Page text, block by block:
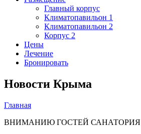
Главный корпус
Климатопавильон 1
Климатопавильон 2
Корпус 2
Цены
Лечение
Бронировать
Новости Крыма
Вы здесь
Главная
ВНИМАНИЮ ГОСТЕЙ САНАТОРИЯ